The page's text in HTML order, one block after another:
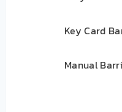
Key Card
Manual